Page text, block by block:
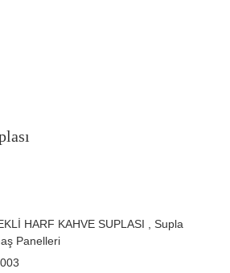
HARF KAHVE SUPLASI
Supla
Panelleri